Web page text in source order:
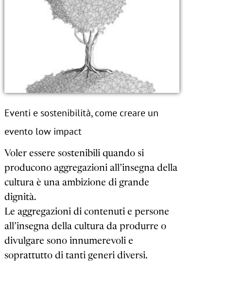
Eventi e sostenibilità, come creare un
evento low impact
Voler essere sostenibili quando si
producono aggregazioni all’insegna della
cultura è una ambizione di grande
dignità.
Le aggregazioni di contenuti e persone
all’insegna della cultura da produrre o
divulgare sono innumerevoli e
soprattutto di tanti generi diversi.